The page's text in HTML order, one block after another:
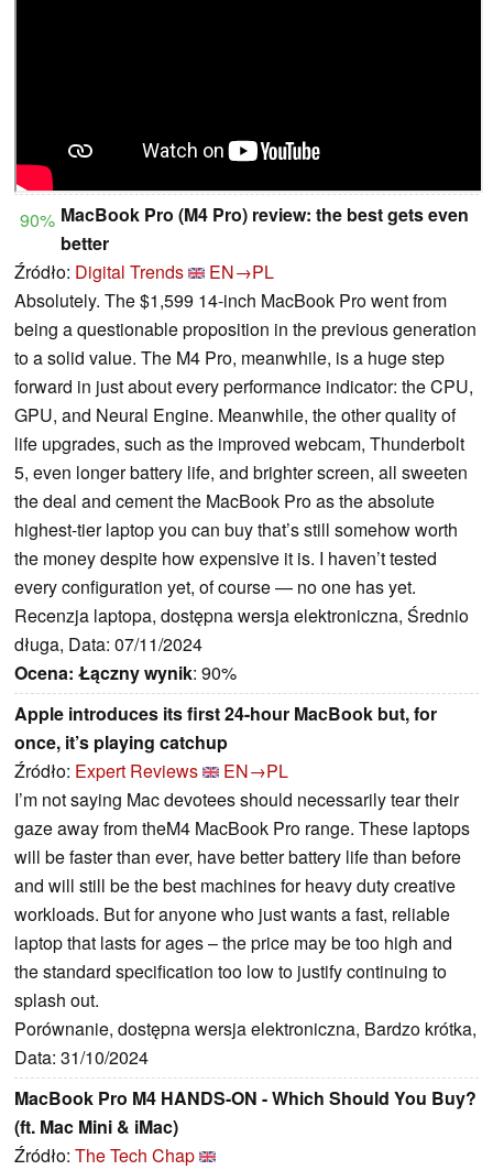
90% MacBook Pro (M4 Pro) review: the best gets even
better
Źródło: Digital Trends
EN→PL
Absolutely. The $1,599 14-inch MacBook Pro went from
being a questionable proposition in the previous generation
to a solid value. The M4 Pro, meanwhile, is a huge step
forward in just about every performance indicator: the CPU,
GPU, and Neural Engine. Meanwhile, the other quality of
life upgrades, such as the improved webcam, Thunderbolt
5, even longer battery life, and brighter screen, all sweeten
the deal and cement the MacBook Pro as the absolute
highest-tier laptop you can buy that’s still somehow worth
the money despite how expensive it is. I haven’t tested
every configuration yet, of course — no one has yet.
Recenzja laptopa, dostępna wersja elektroniczna, Średnio
długa, Data: 07/11/2024
Ocena: Łączny wynik: 90%
Apple introduces its first 24-hour MacBook but, for
once, it’s playing catchup
Źródło: Expert Reviews
EN→PL
I’m not saying Mac devotees should necessarily tear their
gaze away from theM4 MacBook Pro range. These laptops
will be faster than ever, have better battery life than before
and will still be the best machines for heavy duty creative
workloads. But for anyone who just wants a fast, reliable
laptop that lasts for ages – the price may be too high and
the standard specification too low to justify continuing to
splash out.
Porównanie, dostępna wersja elektroniczna, Bardzo krótka,
Data: 31/10/2024
MacBook Pro M4 HANDS-ON - Which Should You Buy?
(ft. Mac Mini & iMac)
Źródło: The Tech Chap